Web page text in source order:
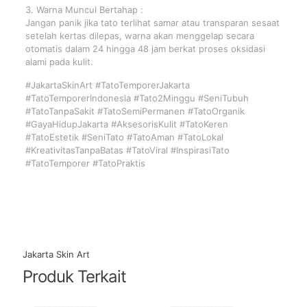
3. Warna Muncul Bertahap :
Jangan panik jika tato terlihat samar atau transparan sesaat
setelah kertas dilepas, warna akan menggelap secara
otomatis dalam 24 hingga 48 jam berkat proses oksidasi
alami pada kulit.
#JakartaSkinArt #TatoTemporerJakarta
#TatoTemporerIndonesia #Tato2Minggu #SeniTubuh
#TatoTanpaSakit #TatoSemiPermanen #TatoOrganik
#GayaHidupJakarta #AksesorisKulit #TatoKeren
#TatoEstetik #SeniTato #TatoAman #TatoLokal
#KreativitasTanpaBatas #TatoViral #InspirasiTato
#TatoTemporer #TatoPraktis
Jakarta Skin Art
Produk Terkait